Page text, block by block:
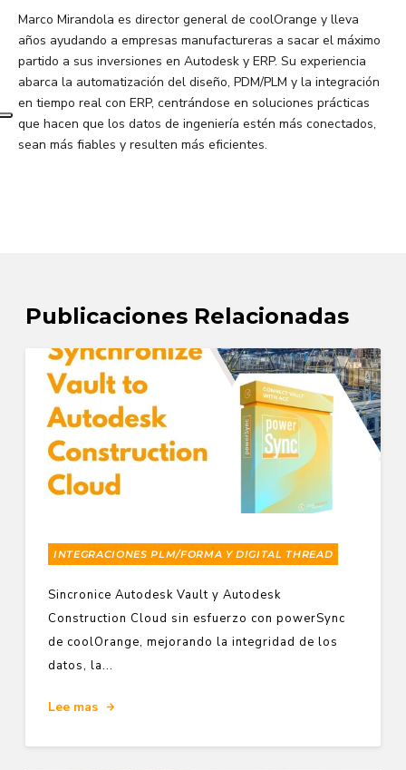
Marco Mirandola es director general de coolOrange y lleva
años ayudando a empresas manufactureras a sacar el máximo
partido a sus inversiones en Autodesk y ERP. Su experiencia
abarca la automatización del diseño, PDM/PLM y la integración
en tiempo real con ERP, centrándose en soluciones prácticas
que hacen que los datos de ingeniería estén más conectados,
sean más fiables y resulten más eficientes.
Publicaciones Relacionadas
INTEGRACIONES PLM/FORMA Y DIGITAL THREAD
Sincronice Autodesk Vault y Autodesk
Construction Cloud sin esfuerzo con powerSync
de coolOrange, mejorando la integridad de los
datos, la...
Lee mas